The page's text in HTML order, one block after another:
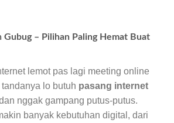
Gubug – Pilihan Paling Hemat Buat
lemot pas lagi meeting online
lo butuh pasang internet
nggak gampang putus-putus.
banyak kebutuhan digital, dari